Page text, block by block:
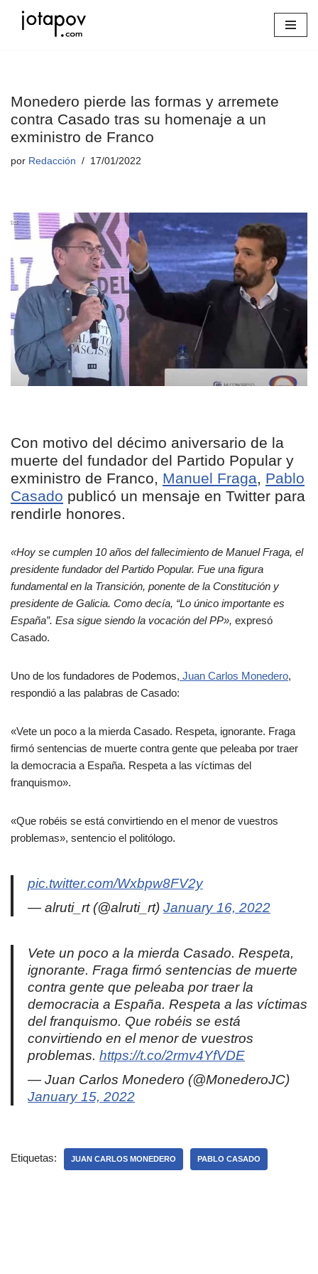
Monedero pierde las formas y arremete
contra Casado tras su homenaje a un
exministro de Franco
por Redacción 17/01/2022
Con motivo del décimo aniversario de la
muerte del fundador del Partido Popular y
exministro de Franco, Manuel Fraga, Pablo
Casado publicó un mensaje en Twitter para
rendirle honores.
«Hoy se cumplen 10 años del fallecimiento de Manuel Fraga, el
presidente fundador del Partido Popular. Fue una figura
fundamental en la Transición, ponente de la Constitución y
presidente de Galicia. Como decía, “Lo único importante es
España”. Esa sigue siendo la vocación del PP», expresó
Casado.
Uno de los fundadores de Podemos, Juan Carlos Monedero,
respondió a las palabras de Casado:
«Vete un poco a la mierda Casado. Respeta, ignorante. Fraga
firmó sentencias de muerte contra gente que peleaba por traer
la democracia a España. Respeta a las víctimas del
franquismo».
«Que robéis se está convirtiendo en el menor de vuestros
problemas», sentencio el politólogo.
pic.twitter.com/Wxbpw8FV2y
— alruti_rt (@alruti_rt) January 16, 2022
Vete un poco a la mierda Casado. Respeta,
ignorante. Fraga firmó sentencias de muerte
contra gente que peleaba por traer la
democracia a España. Respeta a las víctimas
del franquismo. Que robéis se está
convirtiendo en el menor de vuestros
problemas. https://t.co/2rmv4YfVDE
— Juan Carlos Monedero (@MonederoJC)
January 15, 2022
Etiquetas: JUAN CARLOS MONEDERO PABLO CASADO